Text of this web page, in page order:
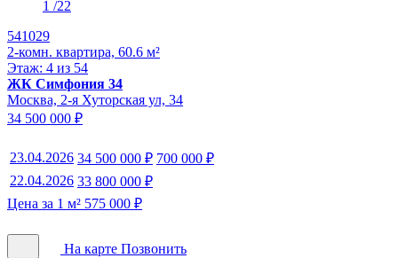
1 /22
541029
2-комн. квартира, 60.6 м²
Этаж: 4 из 54
ЖК Симфония 34
Москва, 2-я Хуторская ул, 34
34 500 000 ₽
23.04.2026 34 500 000 ₽ 700 000 ₽
22.04.2026 33 800 000 ₽
Цена за 1 м² 575 000 ₽
На карте Позвонить